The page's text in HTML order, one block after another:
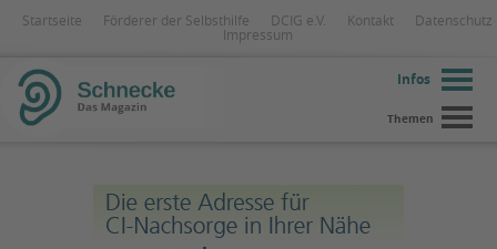
Startseite Förderer der Selbsthilfe DCIG e.V. Kontakt
Datenschutz
Impressum
Infos
Themen